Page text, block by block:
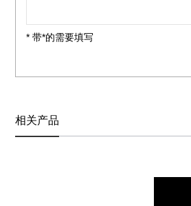
* 带*的需要填写
相关产品